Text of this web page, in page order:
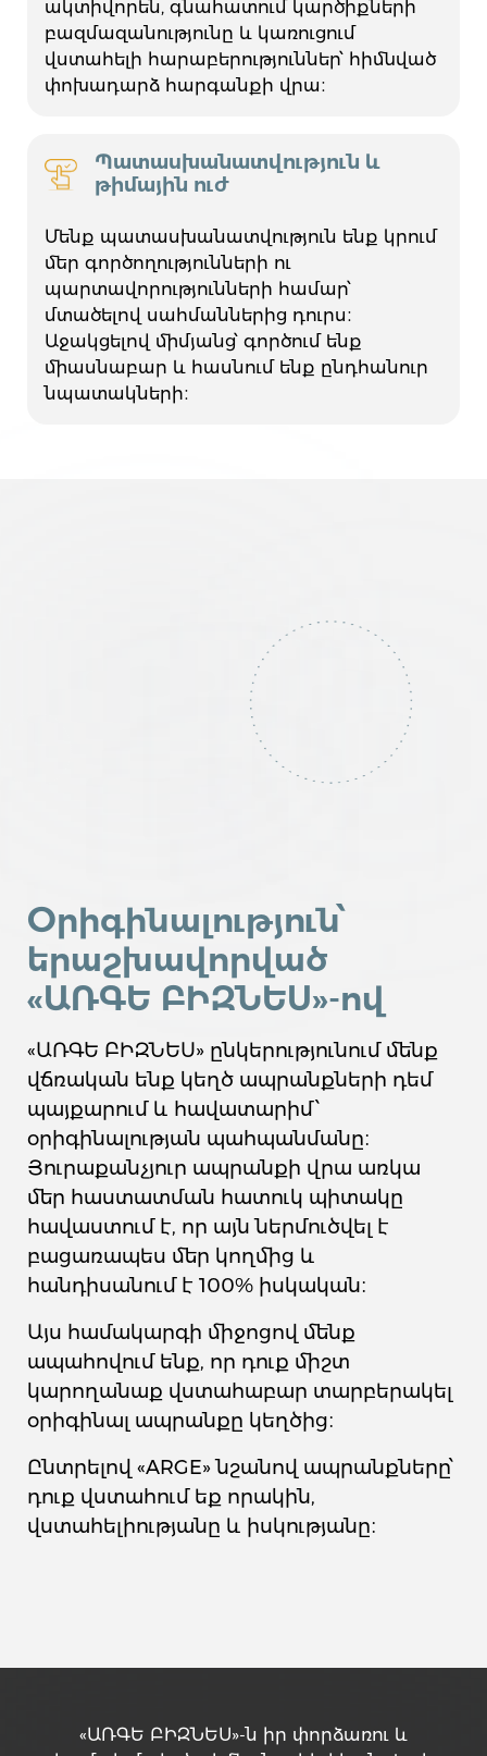
ակտիվորեն, գնահատում կարծիքների
բազմազանությունը և կառուցում
վստահելի հարաբերություններ՝ հիմնված
փոխադարձ հարգանքի վրա։
Պատասխանատվություն և
թիմային ուժ
Մենք պատասխանատվություն ենք կրում
մեր գործողությունների ու
պարտավորությունների համար՝
մտածելով սահմաններից դուրս։
Աջակցելով միմյանց՝ գործում ենք
միասնաբար և հասնում ենք ընդհանուր
նպատակների։
Օրիգինալություն՝
երաշխավորված
«ԱՌԳԵ ԲԻԶՆԵՍ»-ով
«ԱՌԳԵ ԲԻԶՆԵՍ» ընկերությունում մենք
վճռական ենք կեղծ ապրանքների դեմ
պայքարում և հավատարիմ՝
օրիգինալության պահպանմանը։
Յուրաքանչյուր ապրանքի վրա առկա
մեր հաստատման հատուկ պիտակը
հավաստում է, որ այն ներմուծվել է
բացառապես մեր կողմից և
հանդիսանում է 100% իսկական։
Այս համակարգի միջոցով մենք
ապահովում ենք, որ դուք միշտ
կարողանաք վստահաբար տարբերակել
օրիգինալ ապրանքը կեղծից։
Ընտրելով «ARGE» նշանով ապրանքները՝
դուք վստահում եք որակին,
վստահելիությանը և իսկությանը։
«ԱՌԳԵ ԲԻԶՆԵՍ»-ն իր փորձառու և